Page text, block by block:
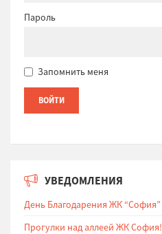
Пароль
Запомнить меня
УВЕДОМЛЕНИЯ
День Благодарения ЖК “София”
Прогулки над аллеей ЖК София!